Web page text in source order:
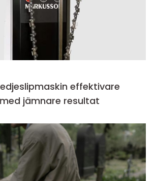
effektivare
jämnare resultat